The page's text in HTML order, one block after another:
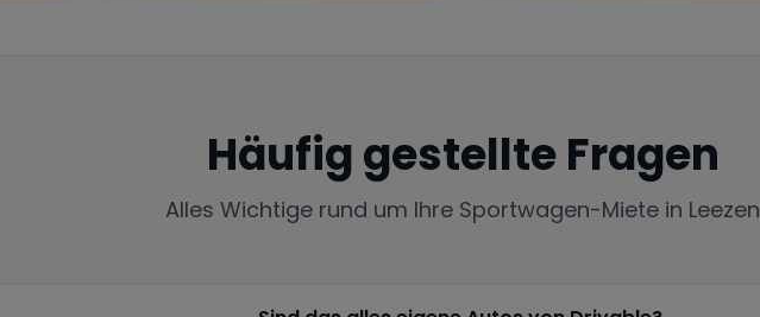
Häufig gestellte Fragen
Alles Wichtige rund um Ihre Sportwagen-Miete in Leezen